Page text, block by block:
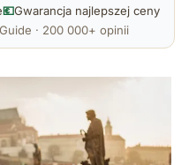
💶Gwarancja najlepszej ceny
· 200 000+ opinii